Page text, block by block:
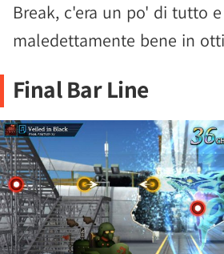
Break, c'era un po' di tutto
maledettamente bene in
Final Bar Line